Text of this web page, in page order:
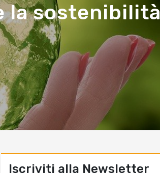
la sostenibilità
Iscriviti alla Newsletter